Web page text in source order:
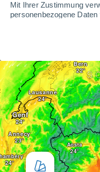
Mit Ihrer Zustimmung
personenbezogene
eines berechtigten
widerrufen oder der
Vi og vores partnere
Speichern von oder
Werbeanzeigen,
Werbung, erstellung von
Inhalte, messung der
Kombinationen von
Daten zur Auswahl von
Genaue Standortdaten
Werbeleistung und der
Genf
Bern
Lausanne
Annecy
Aosta